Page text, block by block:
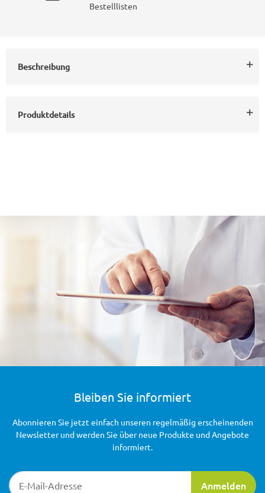
Bestelllisten
Beschreibung
Produktdetails
Bleiben Sie informiert
Newsletter-Registrierung
Anmelden
Abonnieren Sie jetzt einfach unseren regelmäßig erscheinenden
Newsletter und werden Sie über neue Produkte und Angebote
informiert.